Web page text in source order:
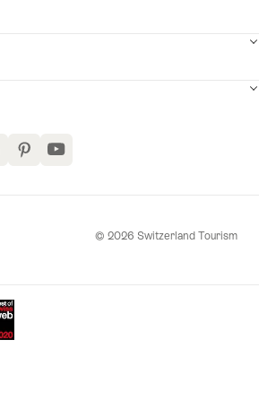
PinterestYouTube
© 2026 Switzerland Tourism
(haga clic para ver)